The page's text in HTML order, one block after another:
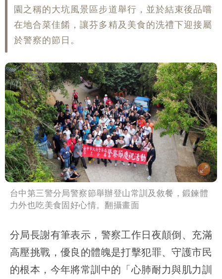
手疑學生
園之稱的大坑風景區步道舉行，並於結束後品嚐
在地合菜佳餚，讓芬多精及美食的洗禮下迎接屬
於警察的節日。
台中第三警分局警察節舉辦登山常訓及敘餐，鍛鍊體
力外也吃美食固好心情。翻攝畫面
分局長謝有筆表示，警察工作日夜顛倒、充滿
高壓挑戰，優良的體魄是打擊犯罪、守護市民
的根本，今年將常訓中的「心肺耐力與肌力訓